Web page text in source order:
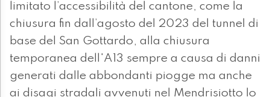
limitato l’accessibilità del cantone, come la
chiusura fin dall’agosto del 2023 del tunnel di
base del San Gottardo, alla chiusura
temporanea dell'A13 sempre a causa di danni
generati dalle abbondanti piogge ma anche
ai disagi stradali avvenuti nel Mendrisiotto lo